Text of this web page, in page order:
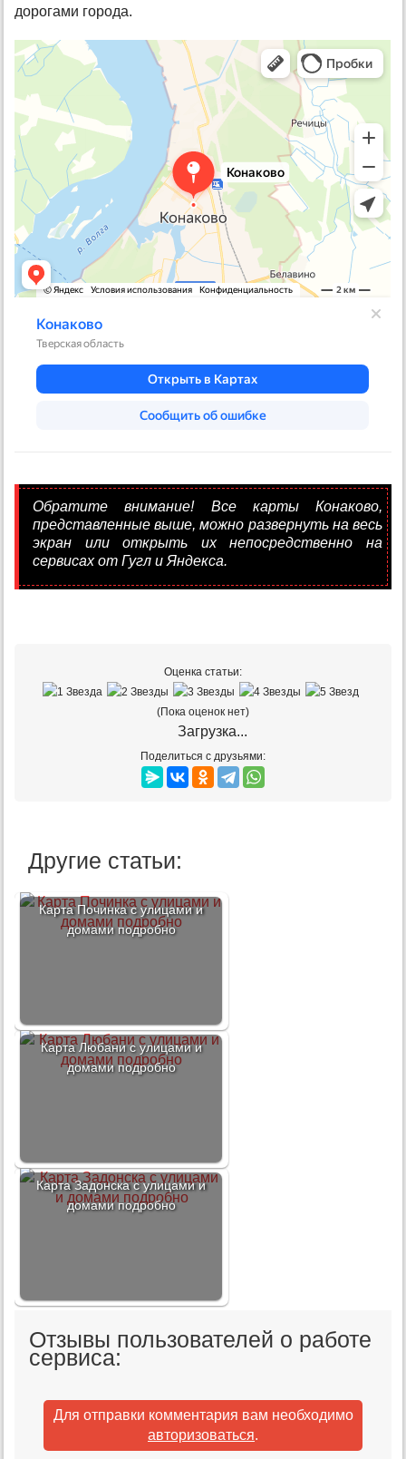
дорогами города.
Обратите внимание! Все карты Конаково,
представленные выше, можно развернуть на весь
экран или открыть их непосредственно на
сервисах от Гугл и Яндекса.
Оценка статьи:
(Пока оценок нет)
Загрузка...
Поделиться с друзьями:
Другие статьи:
Карта Починка с улицами и
домами подробно
Карта Любани с улицами и
домами подробно
Карта Задонска с улицами и
домами подробно
Отзывы пользователей о работе
сервиса:
Для отправки комментария вам необходимо
авторизоваться.